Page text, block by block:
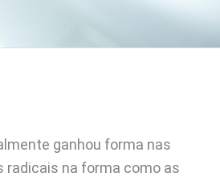
ganhou forma nas
na forma como as